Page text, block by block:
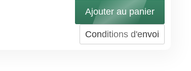
Ajouter au panier
Conditions d'envoi